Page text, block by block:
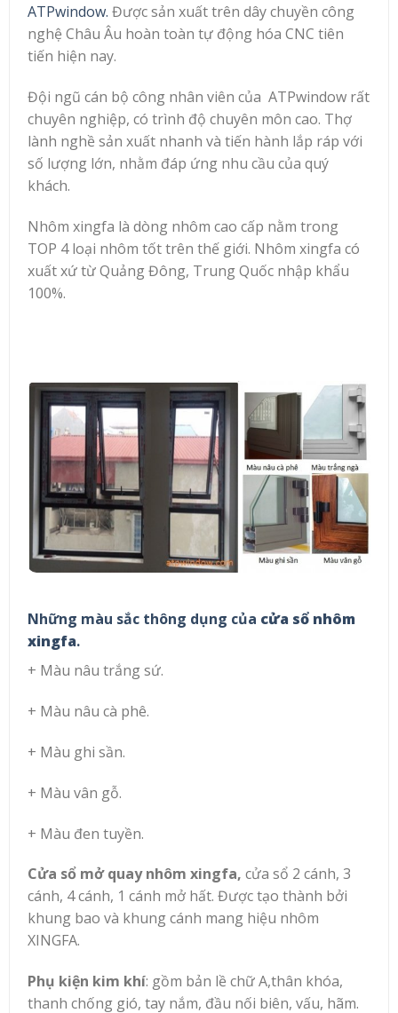
ATPwindow. Được sản xuất trên dây chuyền công
nghệ Châu Âu hoàn toàn tự động hóa CNC tiên
tiến hiện nay.
Đội ngũ cán bộ công nhân viên của ATPwindow rất
chuyên nghiệp, có trình độ chuyên môn cao. Thợ
lành nghề sản xuất nhanh và tiến hành lắp ráp với
số lượng lớn, nhằm đáp ứng nhu cầu của quý
khách.
Nhôm xingfa là dòng nhôm cao cấp nằm trong
TOP 4 loại nhôm tốt trên thế giới. Nhôm xingfa có
xuất xứ từ Quảng Đông, Trung Quốc nhập khẩu
100%.
Những màu sắc thông dụng của cửa sổ nhôm
xingfa.
+ Màu nâu trắng sứ.
+ Màu nâu cà phê.
+ Màu ghi sần.
+ Màu vân gỗ.
+ Màu đen tuyền.
Cửa sổ mở quay nhôm xingfa, cửa sổ 2 cánh, 3
cánh, 4 cánh, 1 cánh mở hất. Được tạo thành bởi
khung bao và khung cánh mang hiệu nhôm
XINGFA.
Phụ kiện kim khí: gồm bản lề chữ A,thân khóa,
thanh chống gió, tay nắm, đầu nối biên, vấu, hãm.